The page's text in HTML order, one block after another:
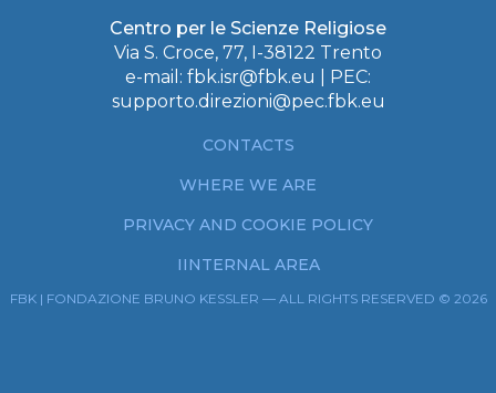
Centro per le Scienze Religiose
Via S. Croce, 77, I-38122 Trento
e-mail: fbk.isr@fbk.eu
| PEC:
supporto.direzioni@pec.fbk.eu
CONTACTS
WHERE WE ARE
PRIVACY AND COOKIE POLICY
IINTERNAL AREA
FBK | FONDAZIONE BRUNO KESSLER — ALL RIGHTS RESERVED © 2026